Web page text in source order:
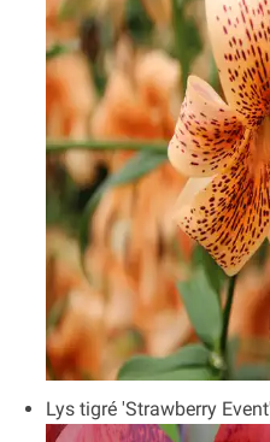
Lys tigré 'Strawberry Event'